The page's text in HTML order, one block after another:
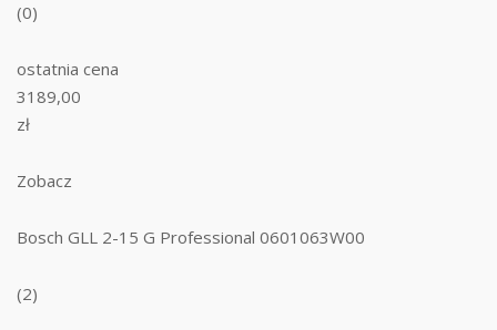
(0)
ostatnia cena
3189,00
zł
Zobacz
Bosch GLL 2-15 G Professional 0601063W00
(2)